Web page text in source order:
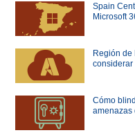
Spain
Microsoft
Región de
considerar
Cómo
amenazas